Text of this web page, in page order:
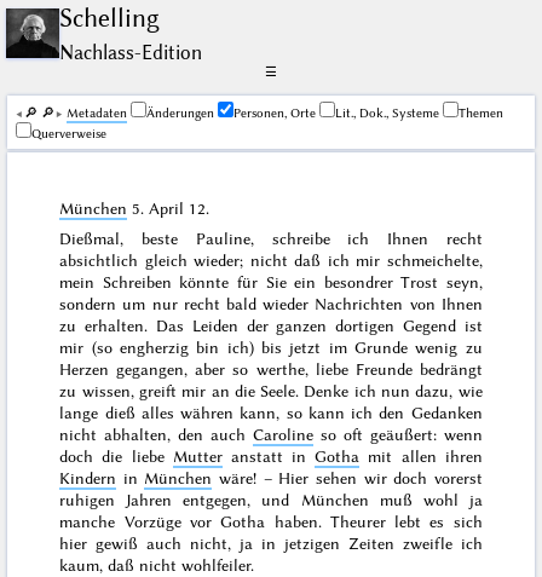
Schelling
Nachlass-Edition
☰
🔎︎ 🔎︎ Me­ta­da­ten Änderungen Personen, Orte Lit., Dok., Systeme
Themen
Querverweise
München 5. April 12.
Dießmal, beste Pauline, schreibe ich Ihnen recht
absichtlich gleich wieder; nicht daß ich mir schmeichelte,
mein Schreiben könnte für Sie ein besondrer Trost seyn,
sondern um nur recht bald wieder Nachrichten von Ihnen
zu erhalten. Das Leiden der ganzen dortigen Gegend ist
mir (so engherzig bin ich) bis jetzt im Grunde wenig zu
Herzen gegangen, aber so werthe, liebe Freunde bedrängt
zu wissen, greift mir an die Seele. Denke ich nun dazu, wie
lange dieß alles währen kann, so kann ich den Gedanken
nicht abhalten, den auch Caroline so oft geäußert: wenn
doch die liebe Mutteranstatt inGotha mit allen ihren
Kindern in München wäre! – Hier sehen wir doch vorerst
ruhigen Jahren entgegen, und München muß wohl ja
manche Vorzüge vor Gotha haben. Theurer lebt es sich
hier gewiß auch nicht, ja in jetzigen Zeiten zweifle ich
kaum, daß nicht wohlfeiler.